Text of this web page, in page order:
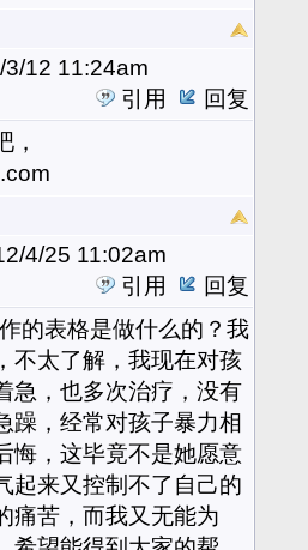
3/12 11:24am
引用
回复
，
4/25 11:02am
引用
回复
的表格是做什么的？我
不太了解，我现在对孩
急，也多次治疗，没有
躁，经常对孩子暴力相
悔，这毕竟不是她愿意
起来又控制不了自己的
痛苦，而我又无能为